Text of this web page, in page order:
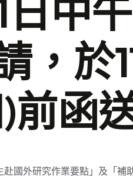
中
，於
前函
國外研究作業要點」及「補